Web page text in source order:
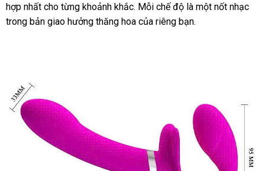
hợp nhất cho từng khoảnh khắc. Mỗi chế độ là một nốt nhạc
trong bản giao hưởng thăng hoa của riêng bạn.